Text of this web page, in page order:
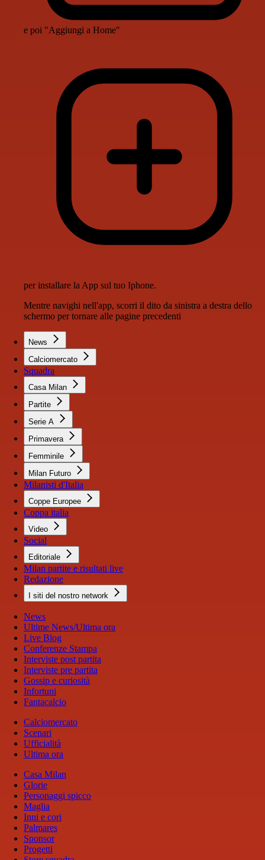
e poi "Aggiungi a Home"
per installare la App sul tuo Iphone.
Mentre navighi nell'app, scorri il dito da sinistra a destra dello
schermo per tornare alle pagine precedenti
News
Calciomercato
Squadra
Casa Milan
Partite
Serie A
Primavera
Femminile
Milan Futuro
Milanisti d'Italia
Coppe Europee
Coppa italia
Video
Social
Editoriale
Milan partite e risultati live
Redazione
I siti del nostro network
News
Ultime News/Ultima ora
Live Blog
Conferenze Stampa
Interviste post partita
Interviste pre partita
Gossip e curiosità
Infortuni
Fantacalcio
Calciomercato
Scenari
Ufficialità
Ultima ora
Casa Milan
Glorie
Personaggi spicco
Maglia
Inni e cori
Palmares
Sponsor
Progetti